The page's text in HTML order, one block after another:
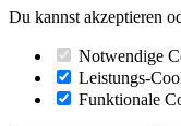
Du kannst akzeptieren
Notwendige
Leistungs-
Funktionale